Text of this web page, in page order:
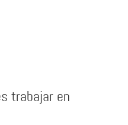
trabajar en